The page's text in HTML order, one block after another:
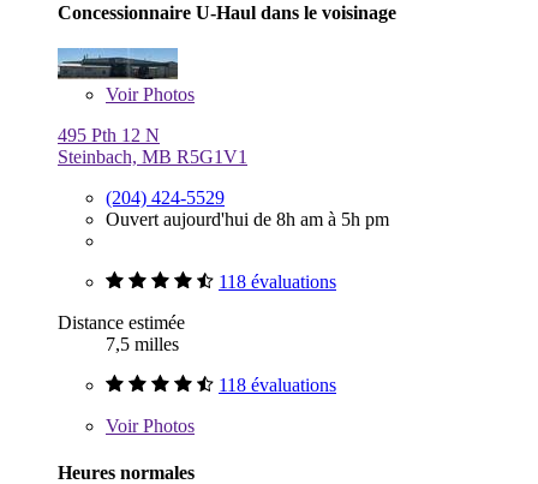
Concessionnaire U-Haul dans le voisinage
VoirPhotos
495 Pth 12 N
Steinbach, MB R5G1V1
(204) 424-5529
Ouvert aujourd'hui de 8h am à 5h pm
118 évaluations
Distance estimée
7,5 milles
118 évaluations
VoirPhotos
Heures normales